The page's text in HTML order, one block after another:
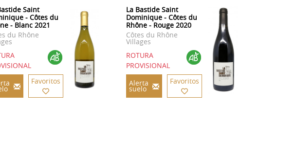
Saint
- Côtes du
- Blanc 2021
du Rhône
Favoritos
La Bastide Saint
Dominique - Côtes du
Rhône - Rouge 2020
Côtes du Rhône
Villages
ROTURA
PROVISIONAL
Alerta
suelo
Favoritos